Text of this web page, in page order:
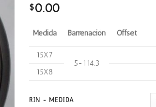
$0.00
Medida Barrenación Offset
15X7
5-114.3
15X8
RIN - MEDIDA